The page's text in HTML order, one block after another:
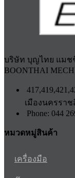
บริษัท บุญไทย แมช
BOONTHAI
เมืองนครรา
Phone: 044
หมวดหมู่สินค้า
เครื่องมือ